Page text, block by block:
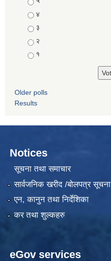
४
३
२
१
Older polls
Results
Notices
सूचना तथा समाचार
सार्वजनिक खरीद /बोलपत्र सूचना
एन, कानुन तथा निर्देशिका
कर तथा शुल्कहरु
eGov services